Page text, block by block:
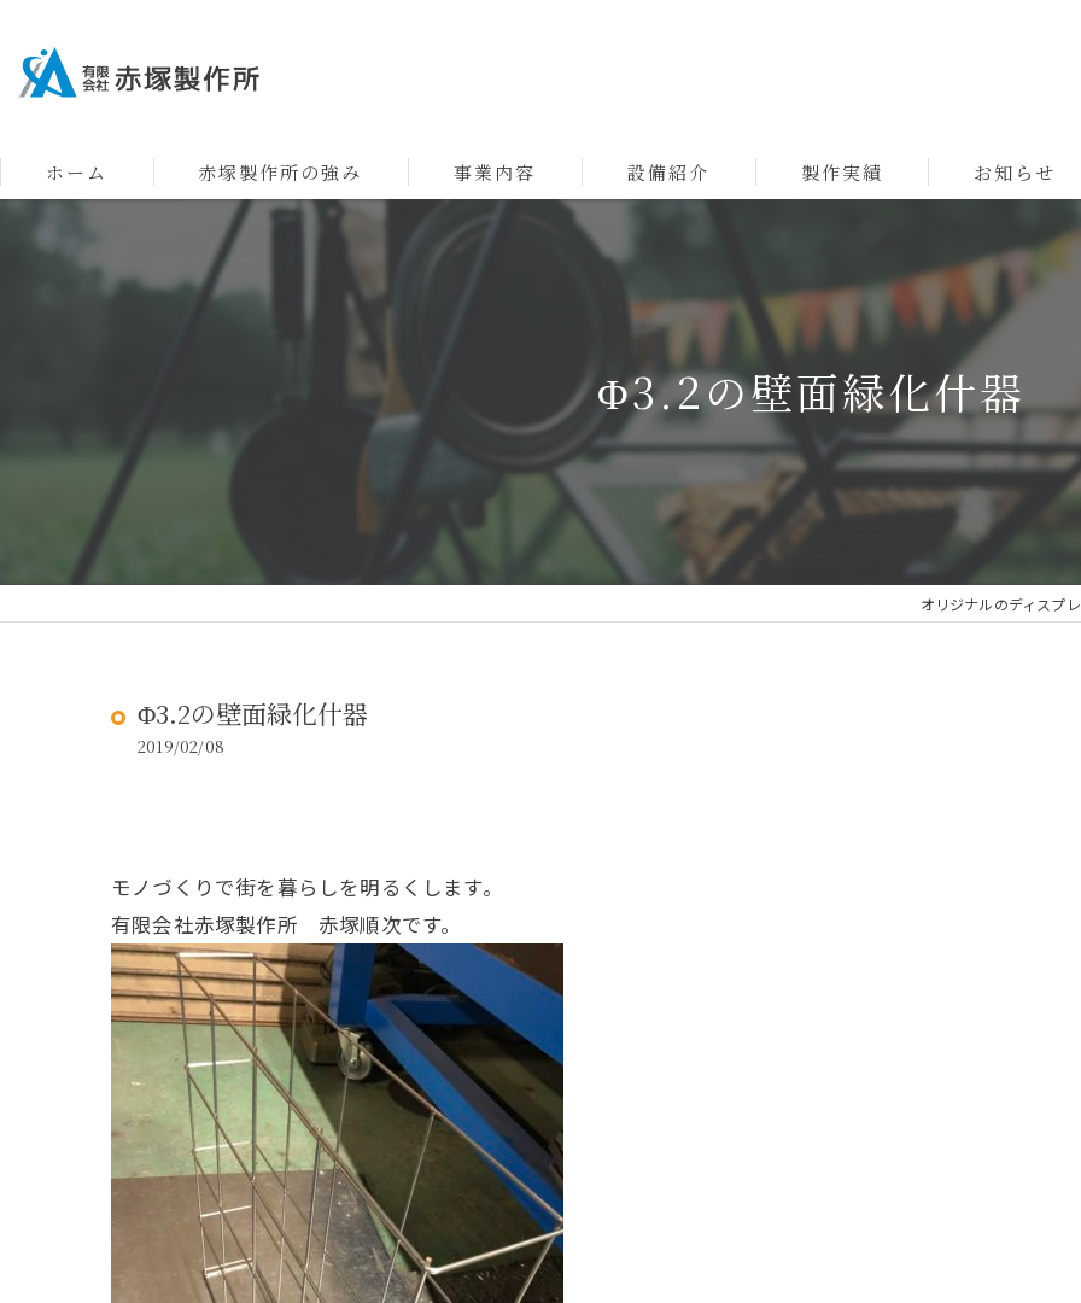
ホーム 赤塚製作所の強み 事業内容 設備紹介 製作実績 お知らせ
Φ3.2の壁面緑化什器
オリジナルのディスプ
Φ3.2の壁面緑化什器
2019/02/08
モノづくりで街を暮らしを明るくします。
有限会社赤塚製作所 赤塚順次です。